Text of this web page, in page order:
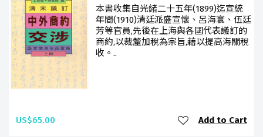
本書收集自光緒二十五年(1899)迄宣統
年間(1910)清廷派盛宣懷、呂海寰、伍廷
芳等官員,先後在上海與各國代表議訂的
商約,以裁釐加稅為宗旨,藉以提高海關稅
收。..
US$65.00 Add to Cart